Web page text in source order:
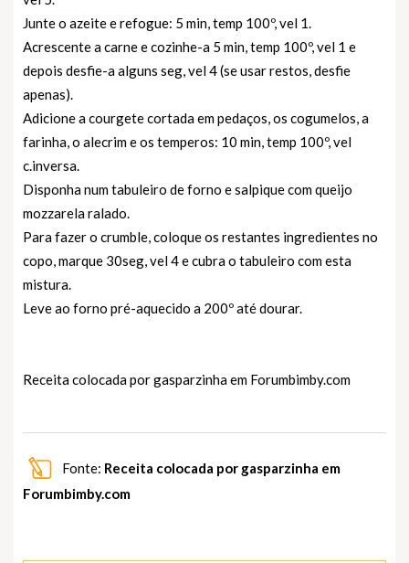
Junte o azeite e refogue: 5 min, temp 100º, vel 1.
Acrescente a carne e cozinhe-a 5 min, temp 100º, vel 1 e
depois desfie-a alguns seg, vel 4 (se usar restos, desfie
apenas).
Adicione a courgete cortada em pedaços, os cogumelos, a
farinha, o alecrim e os temperos: 10 min, temp 100º, vel
c.inversa.
Disponha num tabuleiro de forno e salpique com queijo
mozzarela ralado.
Para fazer o crumble, coloque os restantes ingredientes no
copo, marque 30seg, vel 4 e cubra o tabuleiro com esta
mistura.
Leve ao forno pré-aquecido a 200º até dourar.
Receita colocada por gasparzinha em Forumbimby.com
Fonte: Receita colocada por gasparzinha em
Forumbimby.com